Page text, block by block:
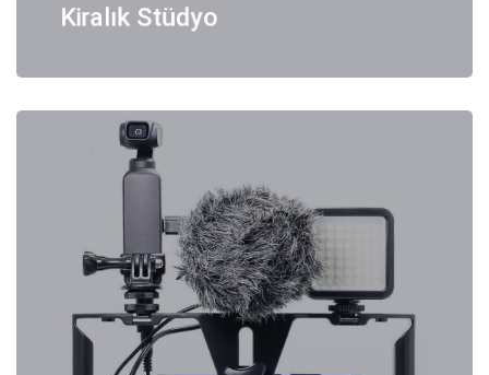
Kiralık Stüdyo